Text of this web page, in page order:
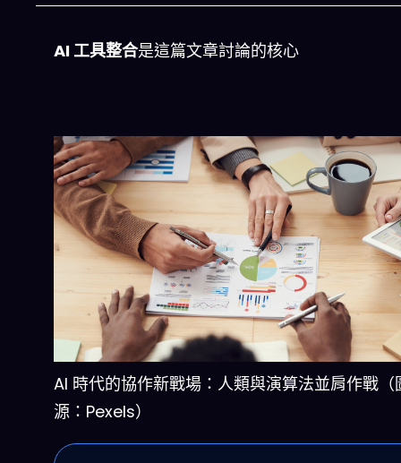
AI 工具整合是這篇文章討論的核心
AI 時代的協作新戰場：人類與演算法並肩作戰（
源：Pexels）